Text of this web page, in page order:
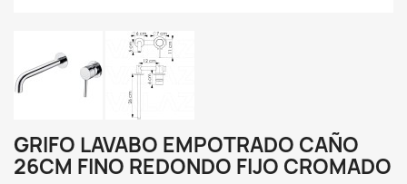
GRIFO LAVABO EMPOTRADO CAÑO
26CM FINO REDONDO FIJO CROMADO